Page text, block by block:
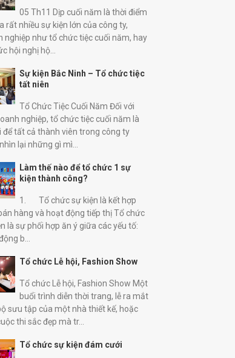
đạt ...
05 Th11 Dịp cuối năm là thời điểm
rất nhiều sự kiện lớn của công ty,
nghiệp như tổ chức tiệc cuối năm, hay
hội nghị hộ...
Sự kiện Bắc Ninh – Tổ chức tiệc
tất niên
Tổ Chức Tiệc Cuối Năm Đối với
nghiệp, tổ chức tiệc cuối năm là
để tất cả thành viên trong công ty
lại những gì mì...
Làm thế nào để tổ chức 1 sự
kiện thành công?
1. Tổ chức sự kiện là kết hợp
hàng và hoạt động tiếp thị Tổ chức
là sự phối hợp ăn ý giữa các yếu tố:
b...
Tổ chức Lễ hội, Fashion Show
Tổ chức Lễ hội, Fashion Show Một
buổi trình diễn thời trang, lễ ra mắt
sưu tập của một nhà thiết kế, hoặc
thi sắc đẹp mà tr...
Tổ chức sự kiện đám cưới